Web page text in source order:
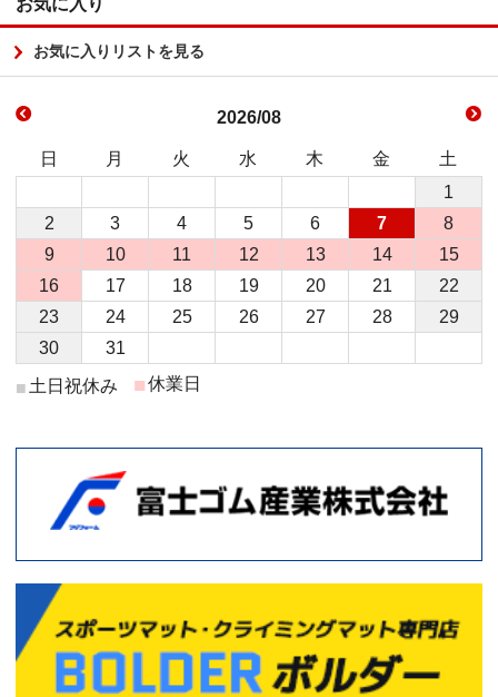
お気に入り
お気に入りリストを見る
2026/08
日 月 火 水 木 金
土
1
2
3 4 5 6 7
8
9
10 11 12 13 14
15
16
17 18 19 20 21
22
23
24 25 26 27 28
29
30
31
■ 土日祝休み ■休業日